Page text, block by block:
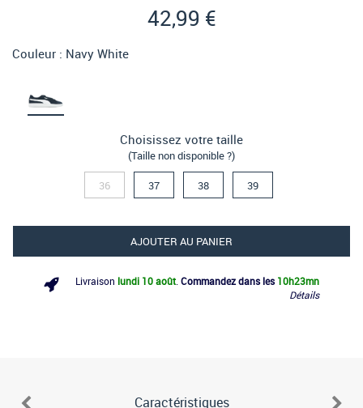
42,99 €
Couleur : Navy White
Choisissez votre taille
(Taille non disponible ?)
36 37 38 39
AJOUTER AU PANIER
Livraison lundi 10 août Commandez dans les 10h23mn
Détails
Caractéristiques